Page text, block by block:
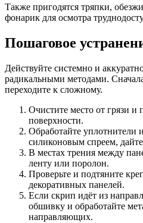
Также пригодятся тряпки,
фонарик для осмотра
Пошаговое
Действуйте системно и
радикальными методами.
переходите к сложному.
Очистите место от грязи
поверхности.
Обработайте уплотнители
силиконовым спреем,
В местах трения между
ленту или поролон.
Проверьте и подтяните
декоративных панелей.
Если скрип идёт из
обшивку и обработайте
направляющих.